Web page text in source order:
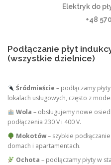
Elektryk do
+48
Podłączanie płyt
(wszystkie dzielnice)
Śródmieście – podłączamy
lokalach usługowych, często z
Wola – obsługujemy nowe
podłączenia 230 V i 400 V.
Mokotów– szybkie
domach i apartamentach.
Ochota – podłączamy płyty w